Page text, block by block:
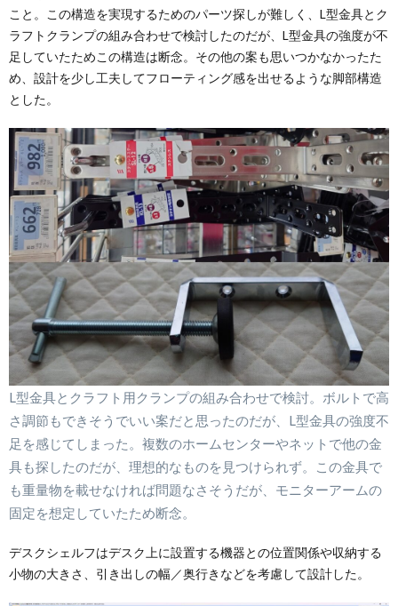
こと。この構造を実現するためのパーツ探しが難しく、L型金具とク
ラフトクランプの組み合わせで検討したのだが、L型金具の強度が不
足していたためこの構造は断念。その他の案も思いつかなかったた
め、設計を少し工夫してフローティング感を出せるような脚部構造
とした。
L型金具とクラフト用クランプの組み合わせで検討。ボルトで高
さ調節もできそうでいい案だと思ったのだが、L型金具の強度不
足を感じてしまった。複数のホームセンターやネットで他の金
具も探したのだが、理想的なものを見つけられず。この金具で
も重量物を載せなければ問題なさそうだが、モニターアームの
固定を想定していたため断念。
デスクシェルフはデスク上に設置する機器との位置関係や収納する
小物の大きさ、引き出しの幅／奥行きなどを考慮して設計した。